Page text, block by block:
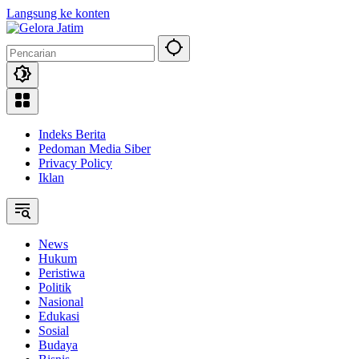
Langsung ke konten
Indeks Berita
Pedoman Media Siber
Privacy Policy
Iklan
News
Hukum
Peristiwa
Politik
Nasional
Edukasi
Sosial
Budaya